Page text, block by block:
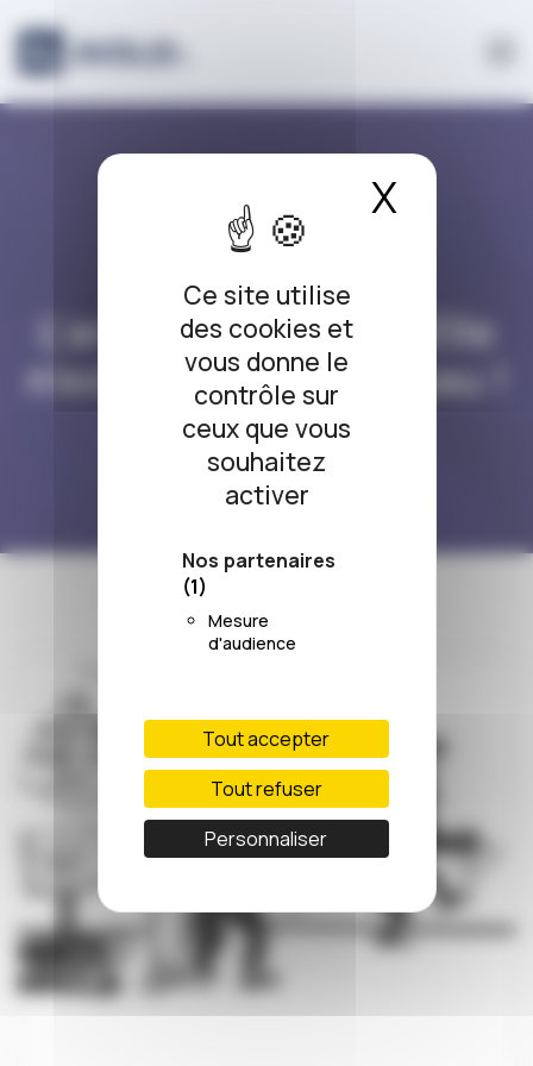
Panneau de gestion des cookies
Ce site utilise
des cookies et
vous donne le
contrôle sur
ceux que vous
souhaitez
activer
Nos partenaires
(1)
Mesure
d'audience
Tout accepter
Tout refuser
Personnaliser
X
L’ARRÊT DU JOUR
L’arrêt du jour #107 Elle
n’est pas bonne ton eau !
13/08/2018